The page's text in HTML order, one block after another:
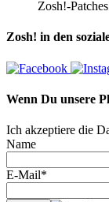
Zosh!-
Zosh! in den
Wenn Du unsere
Ich akzeptiere die
Name
E-Mail*